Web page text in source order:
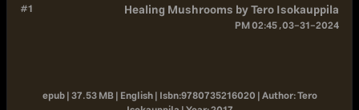
#1 Healing Mushrooms by Tero Isokauppila
03-31-2024, 02:45 PM
epub | 37.53 MB | English |Isbn:9780735216020 |Author:Tero